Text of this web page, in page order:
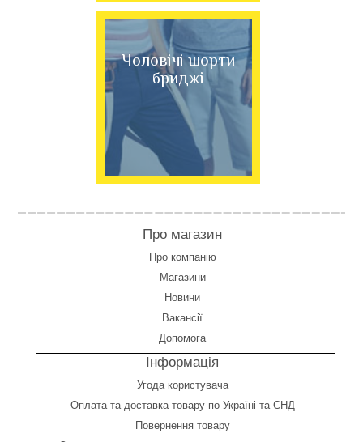
Чоловічі шорти
бриджі
Про магазин
Про компанію
Магазини
Новини
Вакансії
Допомога
Інформація
Угода користувача
Оплата та доставка товару по Україні та СНД
Повернення товару